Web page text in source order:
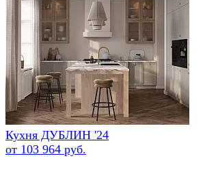
Кухня ДУБЛИН '24
от 103 964 руб.